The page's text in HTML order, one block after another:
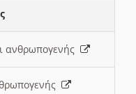
ανθρωπογενής